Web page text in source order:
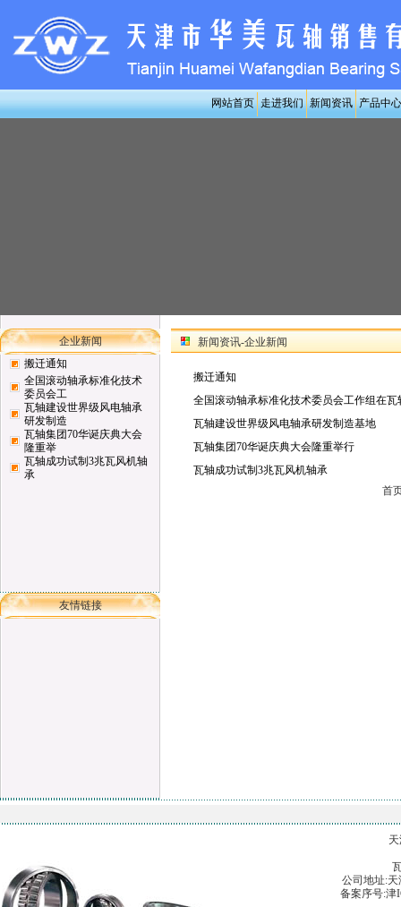
网站首页 走进我们 新闻资讯产品中
企业新闻
搬迁通知
全国滚动轴承标准化技术
委员会工
瓦轴建设世界级风电轴承
研发制造
瓦轴集团70华诞庆典大会
隆重举
瓦轴成功试制3兆瓦风机轴
承
友情链接
新闻资讯-企业新闻
搬迁通知
全国滚动轴承标准化技术委员会工作组在瓦
瓦轴建设世界级风电轴承研发制造基地
瓦轴集团70华诞庆典大会隆重举行
瓦轴成功试制3兆瓦风机轴承
首
公司地址:天
备案序号:津